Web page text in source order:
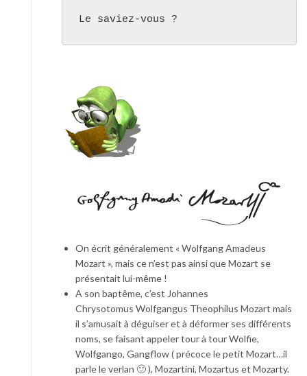
Le saviez-vous ?
On écrit généralement « Wolfgang Amadeus
Mozart », mais ce n’est pas ainsi que Mozart se
présentait lui-même !
A son baptême, c’est Johannes
Chrysotomus Wolfgangus Theophilus Mozart mais
il s’amusait à déguiser et à déformer ses différents
noms, se faisant appeler tour à tour Wolfie,
Wolfgango, Gangflow ( précoce le petit Mozart…il
parle le verlan 🙂 ), Mozartini, Mozartus et Mozarty.